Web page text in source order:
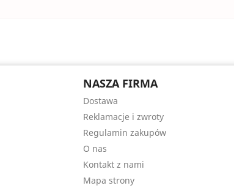
NASZA FIRMA
Dostawa
Reklamacje i zwroty
Regulamin zakupów
O nas
Kontakt z nami
Mapa strony